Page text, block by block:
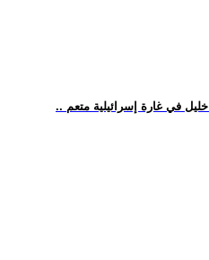
في غارة إسرائيلية متعم